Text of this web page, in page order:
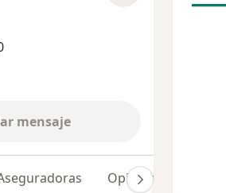
mensaje
Opiniones (85)